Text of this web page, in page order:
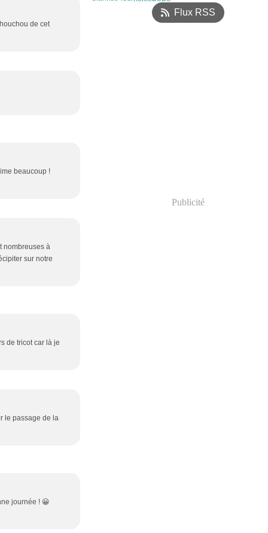
de cet
beaucoup !
nombreuses à
sur notre
de tricot car là je
le passage de la
journée ! 😀
Flux RSS
Publicité